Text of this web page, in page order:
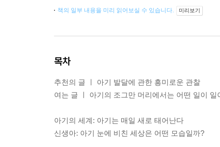
책의 일부 내용을 미리 읽어보실 수 있습니다. 미리보기
목차
추천의 글 ㅣ 아기 발달에 관한 흥미로운 관찰
여는 글 ㅣ 아기의 조그만 머리에서는 어떤 일이 일
아기의 세계: 아기는 매일 새로 태어난다
신생아: 아기 눈에 비친 세상은 어떤 모습일까?